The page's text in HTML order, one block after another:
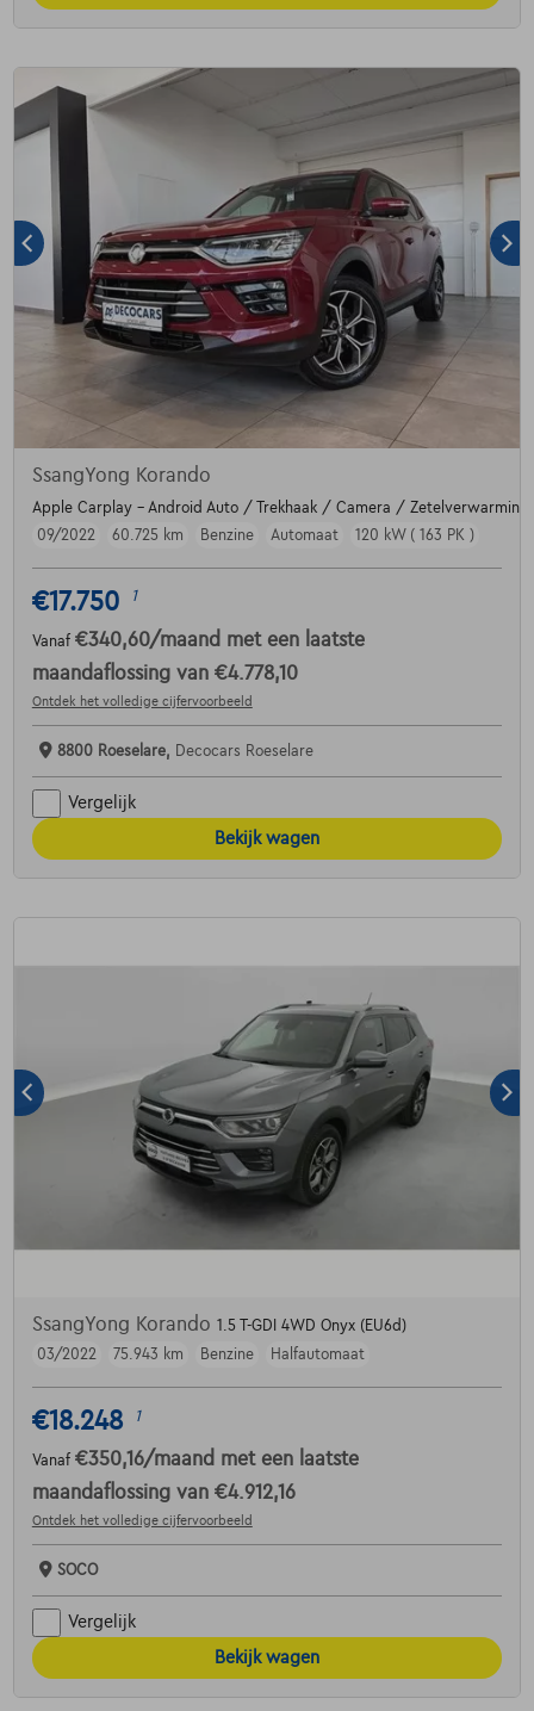
SsangYong Korando
Apple Carplay - Android Auto / Trekhaak / Camera /
09/2022
60.725 km Benzine Automaat 120 kW ( 163 PK )
€17.750 1
Vanaf €340,60/maand met een laatste
maandaflossing van €4.778,10
Ontdek het volledige cijfervoorbeeld
8800 Roeselare, Decocars Roeselare
Vergelijk
Bekijk wagen
SsangYong Korando 1.5 T-GDI 4WD Onyx (EU6d)
03/2022
75.943 km Benzine Halfautomaat
€18.248 1
Vanaf €350,16/maand met een laatste
maandaflossing van €4.912,16
Ontdek het volledige cijfervoorbeeld
SOCO
Vergelijk
Bekijk wagen